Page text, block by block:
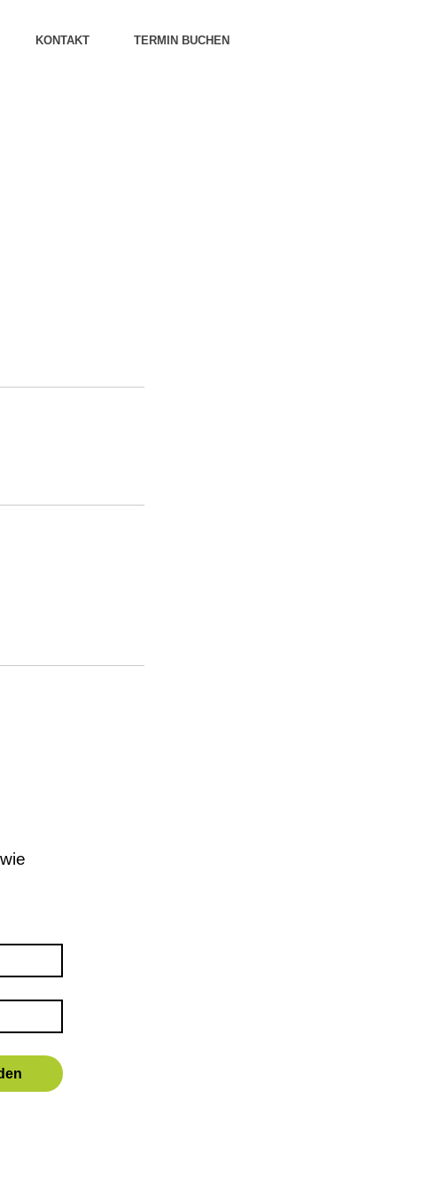
KONTAKT TERMIN BUCHEN